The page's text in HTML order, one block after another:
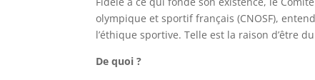
olympique et sportif français (CNOSF),
l’éthique sportive. Telle est la raison d’être
De quoi ?